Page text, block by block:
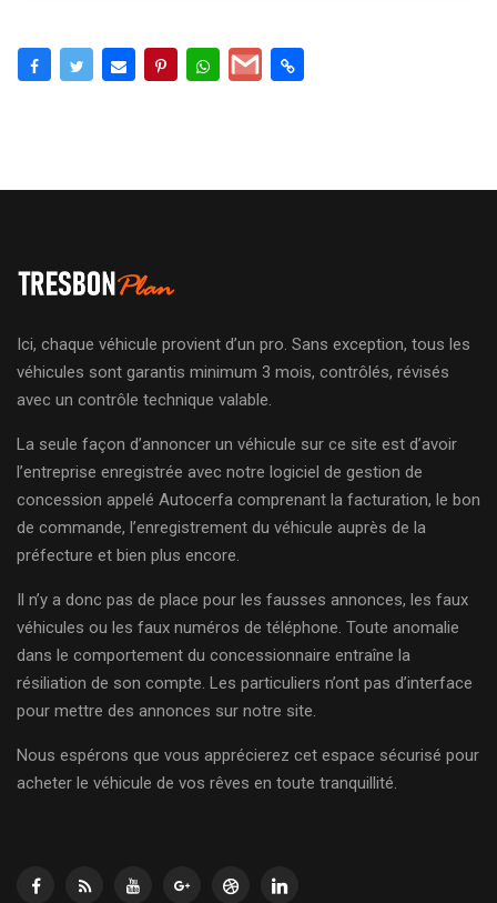
Ici, chaque véhicule provient d’un pro. Sans exception, tous les
véhicules sont garantis minimum 3 mois, contrôlés, révisés
avec un contrôle technique valable.
La seule façon d’annoncer un véhicule sur ce site est d’avoir
l’entreprise enregistrée avec notre logiciel de gestion de
concession appelé Autocerfa comprenant la facturation, le bon
de commande, l’enregistrement du véhicule auprès de la
préfecture et bien plus encore.
Il n’y a donc pas de place pour les fausses annonces, les faux
véhicules ou les faux numéros de téléphone. Toute anomalie
dans le comportement du concessionnaire entraîne la
résiliation de son compte. Les particuliers n’ont pas d’interface
pour mettre des annonces sur notre site.
Nous espérons que vous apprécierez cet espace sécurisé pour
acheter le véhicule de vos rêves en toute tranquillité.